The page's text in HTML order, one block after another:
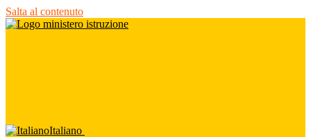
Salta al contenuto
Italiano